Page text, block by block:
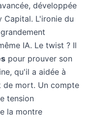
développée
L'ironie du
IA. Le twist ? Il
pour prouver son
qu'il a aidée à
de mort. Un compte
tension
la montre